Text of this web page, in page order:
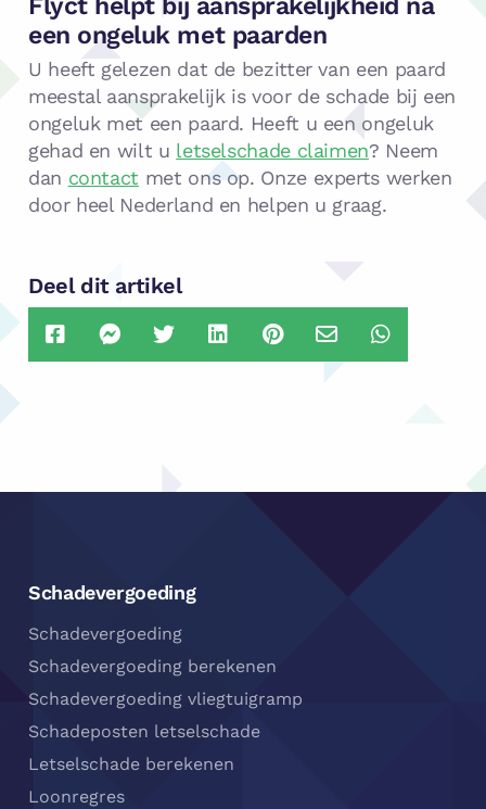
Flyct helpt bij aansprakelijkheid na
een ongeluk met paarden
U heeft gelezen dat de bezitter van een paard
meestal aansprakelijk is voor de schade bij een
ongeluk met een paard. Heeft u een ongeluk
gehad en wilt u letselschade claimen? Neem
dan contact met ons op. Onze experts werken
door heel Nederland en helpen u graag.
Deel dit artikel
Delen Delen Delen Delen Delen Delen
via
Delen
Schadevergoeding
Schadevergoeding
Schadevergoeding berekenen
Schadevergoeding vliegtuigramp
Schadeposten letselschade
Letselschade berekenen
Loonregres